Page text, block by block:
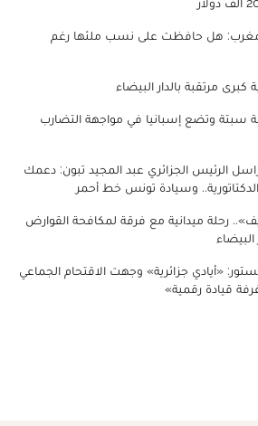
هل حافظت على نسب ملئها رغم
مرتقبة بالدار البيضاء
سبتة وتضع إسبانيا في مواجهة التضارب
الرئيس الجزائري عبد المجيد تبون: دعمك
وسيادة تونس خط أحمر
رحلة ميدانية مع فرقة لمكافحة القوارض
البيضاء
«أيادي جزائرية» وجهت الاقتحام الجماعي
قيادة رقمية»